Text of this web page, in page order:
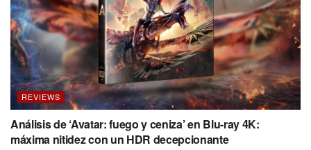
REVIEWS
Análisis de ‘Avatar: fuego y ceniza’ en Blu-ray 4K:
máxima nitidez con un HDR decepcionante